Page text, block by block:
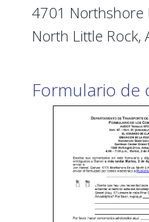
4701 Northshore
North Little Rock,
Formulario de